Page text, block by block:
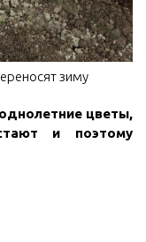
зиму
цветы,
и поэтому